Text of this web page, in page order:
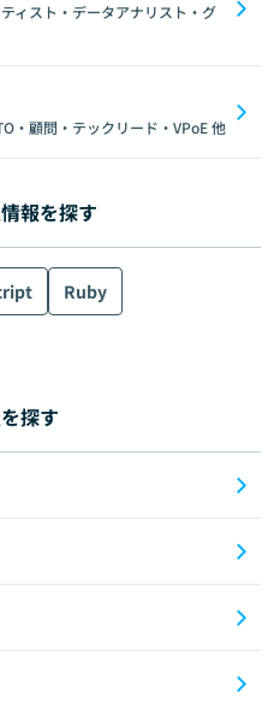
ィスト・データアナリスト・グ
・顧問・テックリード・VPoE他
報を探す
Ruby
探す